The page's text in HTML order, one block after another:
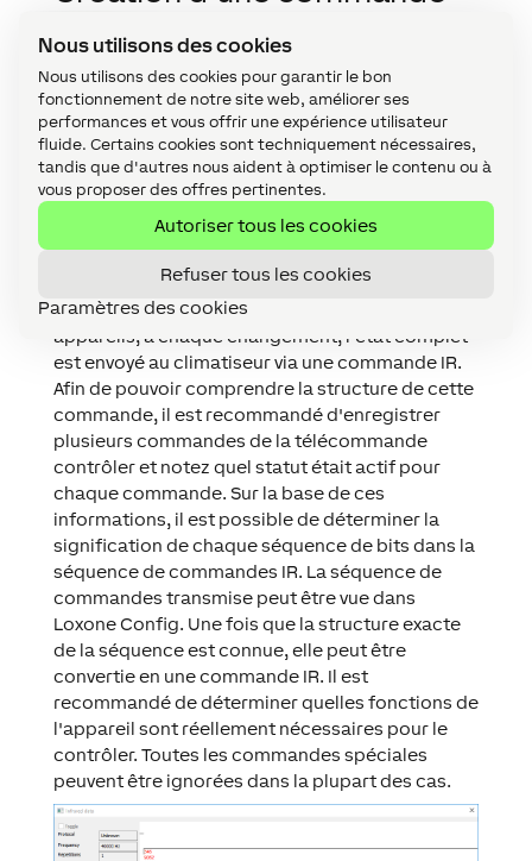
Nous utilisons des cookies
Nous utilisons des cookies pour garantir le bon
fonctionnement de notre site web, améliorer ses
performances et vous offrir une expérience utilisateur
fluide. Certains cookies sont techniquement nécessaires,
tandis que d'autres nous aident à optimiser le contenu ou à
vous proposer des offres pertinentes.
Autoriser tous les cookies
Refuser tous les cookies
Paramètres des cookies
Pour créer une commande IR pour une
télécommande, il est nécessaire de connaître sa
structure de commande. Vous pouvez obtenir la
structure soit directement auprès du fabricant
de l'appareil, soit en analysant les commandes
transmises.
Dans la plupart des cas, le contrôle IR lui-même
télécommandes ont souvent un écran qui
indique l'état actuel du climatiseur. Sur ces
appareils, à chaque changement, l'état complet
est envoyé au climatiseur via une commande IR.
Afin de pouvoir comprendre la structure de cette
commande, il est recommandé d'enregistrer
plusieurs commandes de la télécommande
contrôler et notez quel statut était actif pour
chaque commande. Sur la base de ces
informations, il est possible de déterminer la
signification de chaque séquence de bits dans la
séquence de commandes IR. La séquence de
commandes transmise peut être vue dans
Loxone Config. Une fois que la structure exacte
de la séquence est connue, elle peut être
convertie en une commande IR. Il est
recommandé de déterminer quelles fonctions de
l'appareil sont réellement nécessaires pour le
contrôler. Toutes les commandes spéciales
peuvent être ignorées dans la plupart des cas.